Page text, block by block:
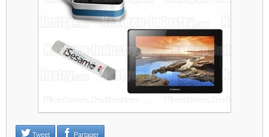
Je refuse
Changer mes préférences
Tweet Partager